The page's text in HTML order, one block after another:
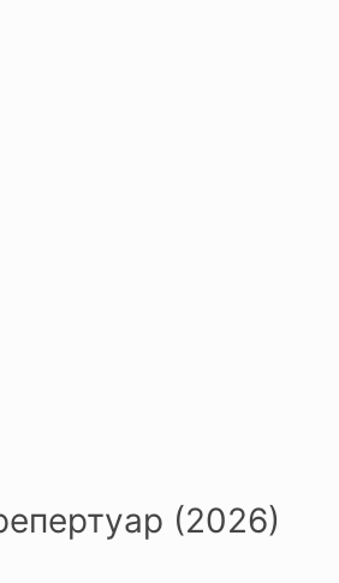
(2026)